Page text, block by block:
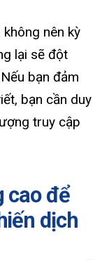
nên kỳ
lại sẽ đột
bạn đảm
bạn cần duy
truy cập
cao để
dịch